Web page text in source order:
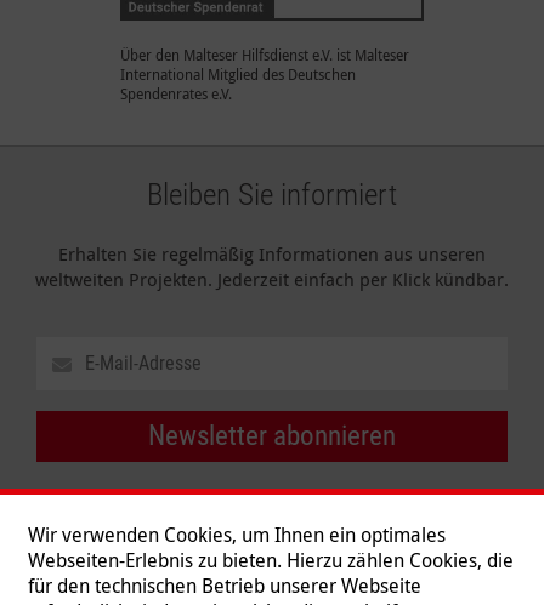
Über den Malteser Hilfsdienst e.V. ist Malteser
International Mitglied des Deutschen
Spendenrates e.V.
Bleiben Sie informiert
Erhalten Sie regelmäßig Informationen aus unseren
weltweiten Projekten. Jederzeit einfach per Klick kündbar.
Newsletter abonnieren
Wir verwenden Cookies, um Ihnen ein optimales
Webseiten-Erlebnis zu bieten. Hierzu zählen Cookies, die
für den technischen Betrieb unserer Webseite